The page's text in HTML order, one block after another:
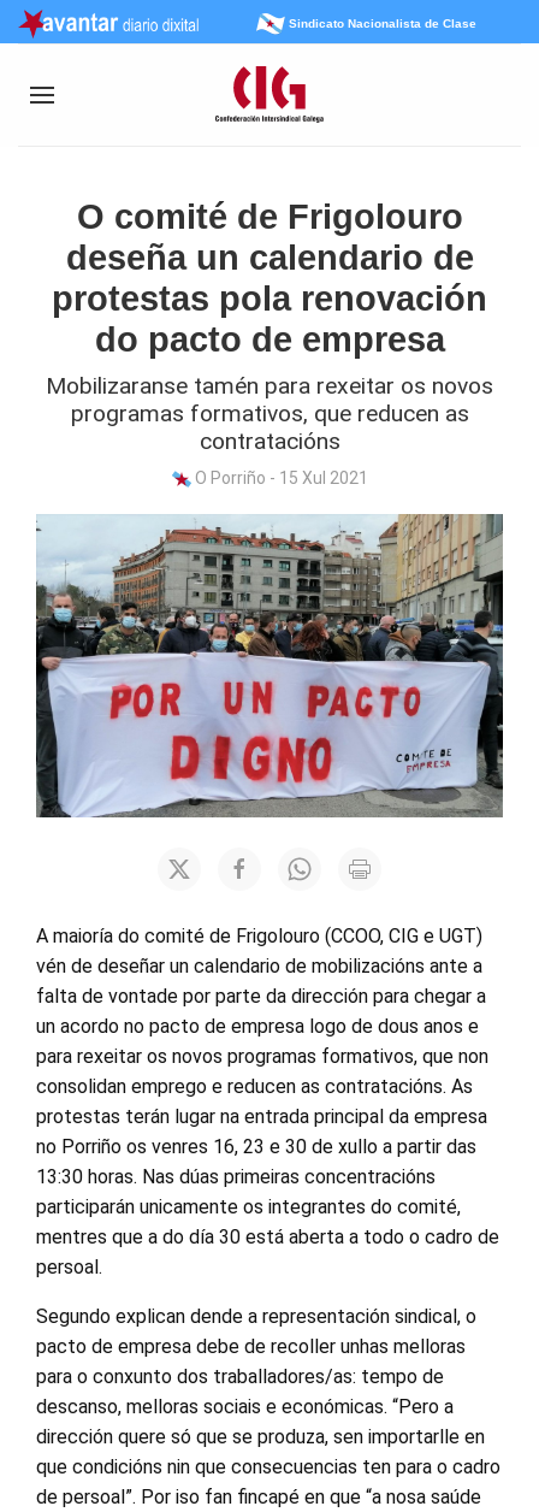
Sindicato Nacionalista de Clase
O comité de Frigolouro
deseña un calendario de
protestas pola renovación
do pacto de empresa
Mobilizaranse tamén para rexeitar os novos
programas formativos, que reducen as
contratacións
O Porriño - 15 Xul 2021
A maioría do comité de Frigolouro (CCOO, CIG e UGT)
vén de deseñar un calendario de mobilizacións ante a
falta de vontade por parte da dirección para chegar a
un acordo no pacto de empresa logo de dous anos e
para rexeitar os novos programas formativos, que non
consolidan emprego e reducen as contratacións. As
protestas terán lugar na entrada principal da empresa
no Porriño os venres 16, 23 e 30 de xullo a partir das
13:30 horas. Nas dúas primeiras concentracións
participarán unicamente os integrantes do comité,
mentres que a do día 30 está aberta a todo o cadro de
persoal.
Segundo explican dende a representación sindical, o
pacto de empresa debe de recoller unhas melloras
para o conxunto dos traballadores/as: tempo de
descanso, melloras sociais e económicas. “Pero a
dirección quere só que se produza, sen importarlle en
que condicións nin que consecuencias ten para o cadro
de persoal”. Por iso fan fincapé en que “a nosa saúde